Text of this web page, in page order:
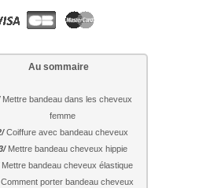
Au sommaire
Mettre bandeau dans les cheveux
femme
Coiffure avec bandeau cheveux
Mettre bandeau cheveux hippie
Mettre bandeau cheveux élastique
Comment porter bandeau cheveux